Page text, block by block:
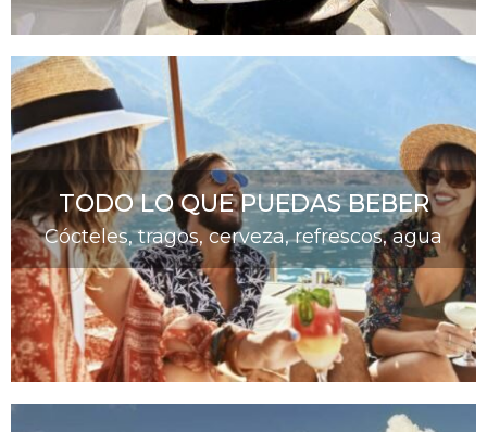
TODO LO QUE PUEDAS BEBER
Cócteles, tragos, cerveza, refrescos, agua